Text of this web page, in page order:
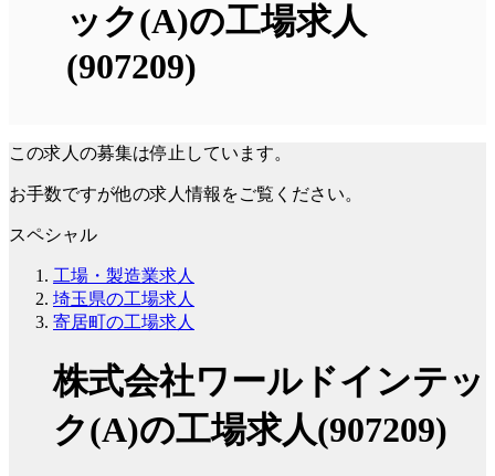
ック(A)の工場求人
(907209)
この求人の募集は停止しています。
お手数ですが他の求人情報をご覧ください。
スペシャル
工場・製造業求人
埼玉県の工場求人
寄居町の工場求人
株式会社ワールドインテッ
ク(A)の工場求人(907209)